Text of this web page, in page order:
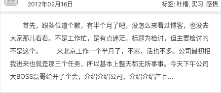
2012年02月16日 标签: 吐槽, 实习, 感悟
首先，跟各位道个歉，有半个月了吧，没怎么来看过博客，也没去
大家那儿看看。不是工作忙，是有点迷茫。标题为检讨，但主要检讨的
不是这个。 来北京工作一个半月了，不累，活也不多。公司最初招
我进来也就是那三个任务，所以基本上整天都无所事事。今天下午公司
大BOSS磊哥给开了个会，介绍介绍公司、介绍介绍产品...